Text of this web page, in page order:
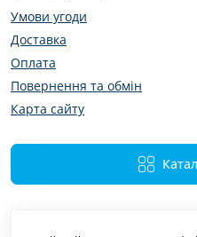
Умови угоди
Доставка
Оплата
Повернення та обмін
Карта сайту